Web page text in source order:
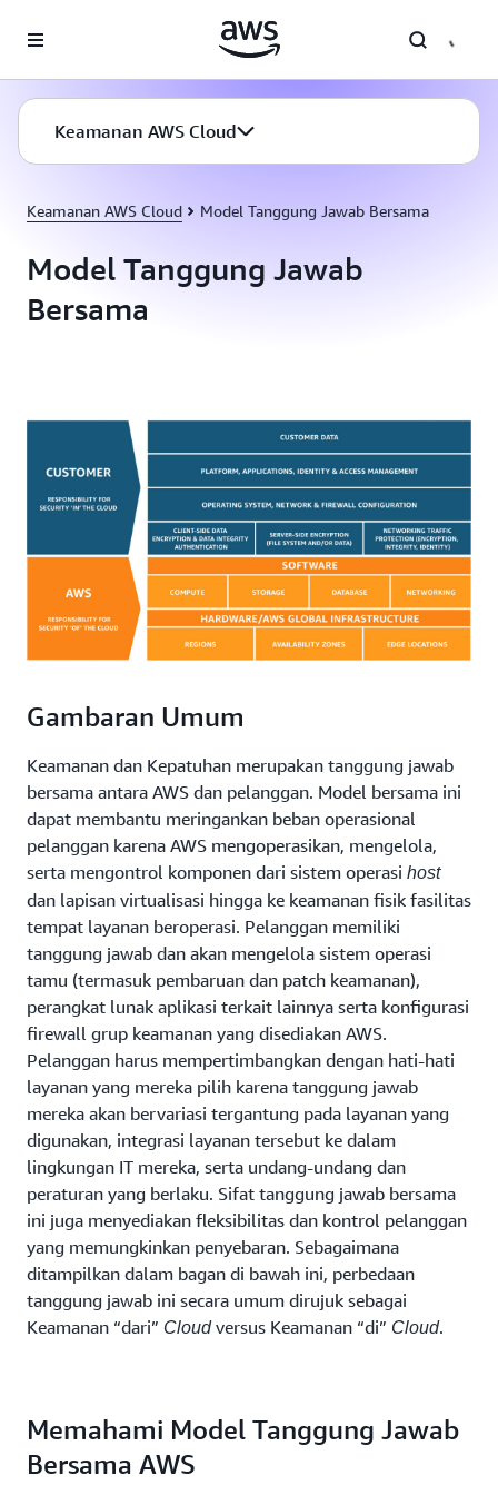
Keamanan AWS Cloud
Keamanan AWS Cloud Model Tanggung Jawab Bersama
Model Tanggung Jawab
Bersama
Gambaran Umum
Keamanan dan Kepatuhan merupakan tanggung jawab
bersama antara AWS dan pelanggan. Model bersama ini
dapat membantu meringankan beban operasional
pelanggan karena AWS mengoperasikan, mengelola,
serta mengontrol komponen dari sistem operasi host
dan lapisan virtualisasi hingga ke keamanan fisik fasilitas
tempat layanan beroperasi. Pelanggan memiliki
tanggung jawab dan akan mengelola sistem operasi
tamu (termasuk pembaruan dan patch keamanan),
perangkat lunak aplikasi terkait lainnya serta konfigurasi
firewall grup keamanan yang disediakan AWS.
Pelanggan harus mempertimbangkan dengan hati-hati
layanan yang mereka pilih karena tanggung jawab
mereka akan bervariasi tergantung pada layanan yang
digunakan, integrasi layanan tersebut ke dalam
lingkungan IT mereka, serta undang-undang dan
peraturan yang berlaku. Sifat tanggung jawab bersama
ini juga menyediakan fleksibilitas dan kontrol pelanggan
yang memungkinkan penyebaran. Sebagaimana
ditampilkan dalam bagan di bawah ini, perbedaan
tanggung jawab ini secara umum dirujuk sebagai
Keamanan “dari” Cloudversus Keamanan “di” Cloud.
Memahami Model Tanggung Jawab
Bersama AWS